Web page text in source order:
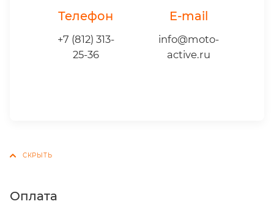
Телефон
+7 (812) 313-
25-36
E-mail
info@moto-
active.ru
Оплата